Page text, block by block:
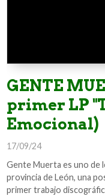
GENTE
primer LP
Emocional)
17/09/24
Gente Muerta es uno de
provincia de León, una
primer trabajo